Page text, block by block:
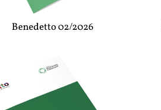
Benedetto 02/2026